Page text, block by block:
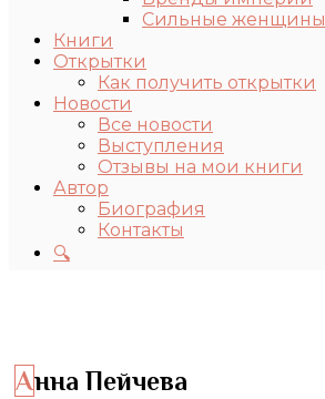
Сильные женщины
Книги
Открытки
Как получить открытки
Новости
Все новости
Выступления
Отзывы на мои книги
Автор
Биография
Контакты
🔍
Анна Пейчева